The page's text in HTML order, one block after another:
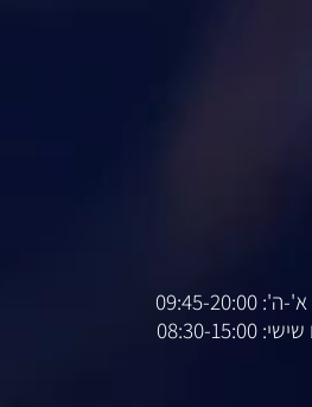
09:45-20:00
08:30-15:00